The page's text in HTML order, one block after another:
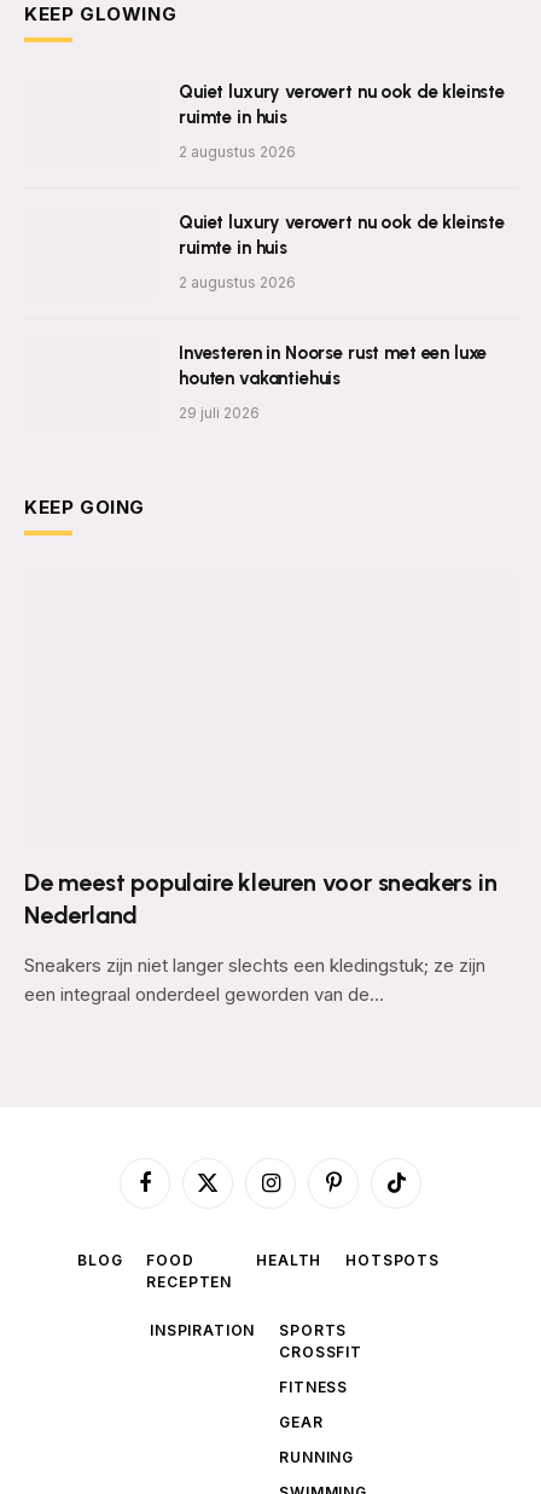
KEEP GLOWING
Quiet luxury verovert nu ook de kleinste
ruimte in huis
2 augustus 2026
Quiet luxury verovert nu ook de kleinste
ruimte in huis
2 augustus 2026
Investeren in Noorse rust met een luxe
houten vakantiehuis
29 juli 2026
KEEP GOING
De meest populaire kleuren voor sneakers in
Nederland
Sneakers zijn niet langer slechts een kledingstuk; ze zijn
een integraal onderdeel geworden van de…
Facebook
X
InstagramPinterestTikTok
BLOG
FOOD
RECEPTEN
HEALTH HOTSPOTS
INSPIRATION
SPORTS
CROSSFIT
FITNESS
GEAR
RUNNING